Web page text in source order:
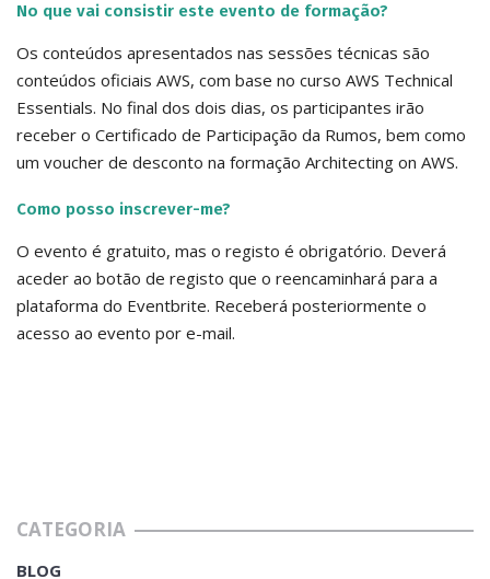
No que vai consistir este evento de formação?
Os conteúdos apresentados nas sessões técnicas são
conteúdos oficiais AWS, com base no curso AWS Technical
Essentials. No final dos dois dias, os participantes irão
receber o Certificado de Participação da Rumos, bem como
um voucher de desconto na formação Architecting on AWS.
Como posso inscrever-me?
O evento é gratuito, mas o registo é obrigatório. Deverá
aceder ao botão de registo que o reencaminhará para a
plataforma do Eventbrite. Receberá posteriormente o
acesso ao evento por e-mail.
CATEGORIA
BLOG